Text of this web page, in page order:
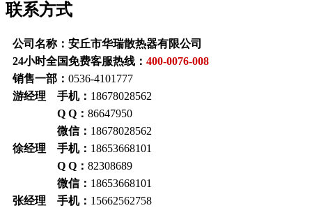
联系方式
公司名称：安丘市华瑞散热器有限公司
24小时全国免费客服热线： 400-0076-008
销售一部： 0536-4101777
游经理 手机： 18678028562
Q Q： 86647950
微信： 18678028562
徐经理 手机： 18653668101
Q Q： 82308689
微信： 18653668101
张经理 手机： 15662562758